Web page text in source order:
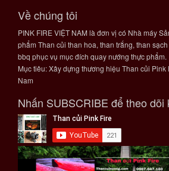
Về chúng tôi
PINK FIRE VIỆT NAM là đơn vị có Nhà máy
phẩm Than củi than hoa, than trắng, than
bbq phục vụ mục đích quay nướng thực phẩm.
Mục tiêu: Xây dựng thương hiệu Than củi
Nam
Nhấn SUBSCRIBE để theo dõi